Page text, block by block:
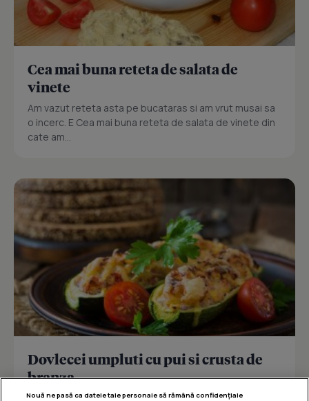
Cea mai buna reteta de salata de
vinete
Am vazut reteta asta pe bucataras si am vrut musai sa
o incerc. E Cea mai buna reteta de salata de vinete din
cate am...
Dovlecei umpluti cu pui si crusta de
branza
Reteta delicioasa de dovlecei umpluti cu pui si crusta
Nouă ne pasă ca datele tale personale să rămână confidențiale